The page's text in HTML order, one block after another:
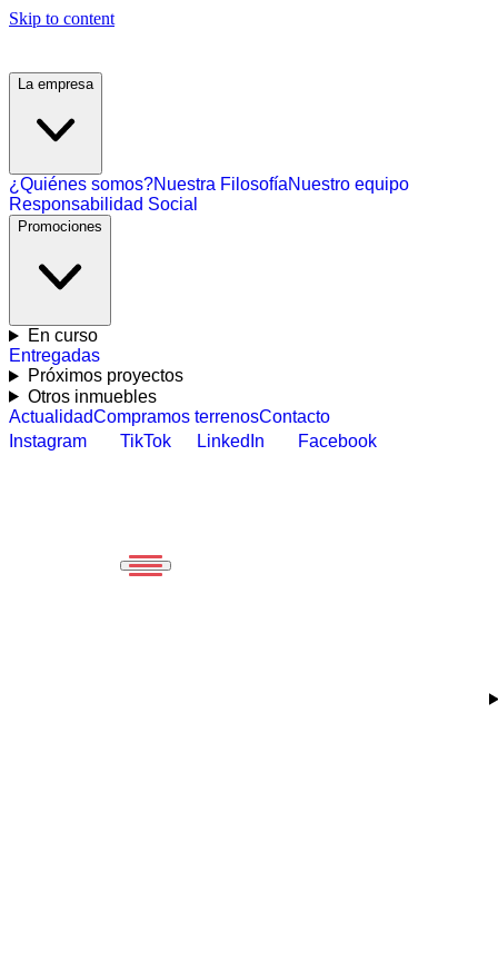
Skip to content
La empresa
¿Quiénes somos?Nuestra FilosofíaNuestro equipo
Responsabilidad Social
Promociones
En curso
Entregadas
Próximos proyectos
Otros inmuebles
ActualidadCompramos terrenosContacto
Instagram
TikTok LinkedIn Facebook